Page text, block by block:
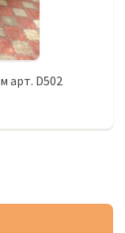
арт. D502